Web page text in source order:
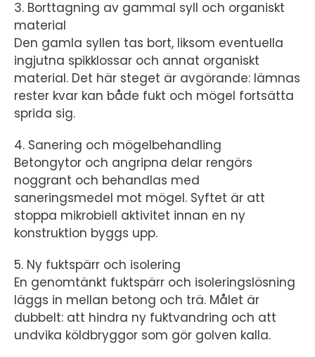
3. Borttagning av gammal syll och organiskt
material
Den gamla syllen tas bort, liksom eventuella
ingjutna spikklossar och annat organiskt
material. Det här steget är avgörande: lämnas
rester kvar kan både fukt och mögel fortsätta
sprida sig.
4. Sanering och mögelbehandling
Betongytor och angripna delar rengörs
noggrant och behandlas med
saneringsmedel mot mögel. Syftet är att
stoppa mikrobiell aktivitet innan en ny
konstruktion byggs upp.
5. Ny fuktspärr och isolering
En genomtänkt fuktspärr och isoleringslösning
läggs in mellan betong och trä. Målet är
dubbelt: att hindra ny fuktvandring och att
undvika köldbryggor som gör golven kalla.